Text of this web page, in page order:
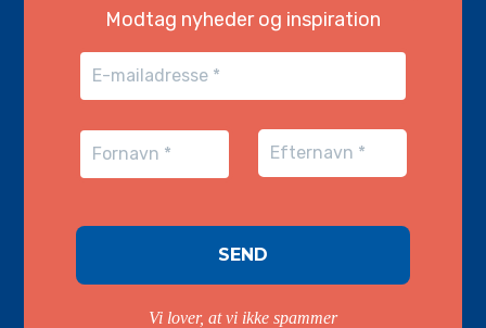
Modtag nyheder og inspiration
Vi lover, at vi ikke spammer